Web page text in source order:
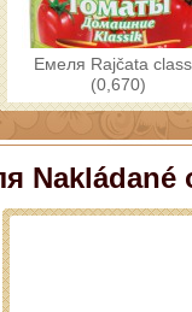
Емеля Rajčata
(0,670)
Nakládané